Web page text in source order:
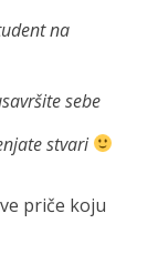
na
sebe
stvari
priče koju